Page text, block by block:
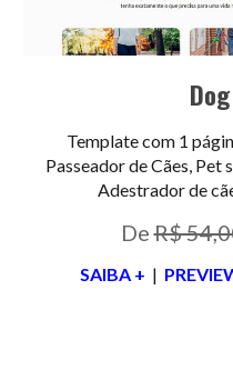
Template com 1
Passeador de Cães, Pet
Adestrador de
DeR$
SAIBA + |